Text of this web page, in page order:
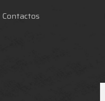
Contactos